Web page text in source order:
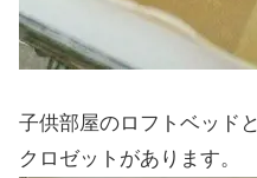
子供部屋のロフトベッド
クロゼットがあります。